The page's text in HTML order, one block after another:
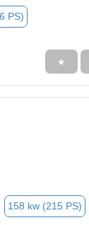
PS)
★
158 kw (215 PS)